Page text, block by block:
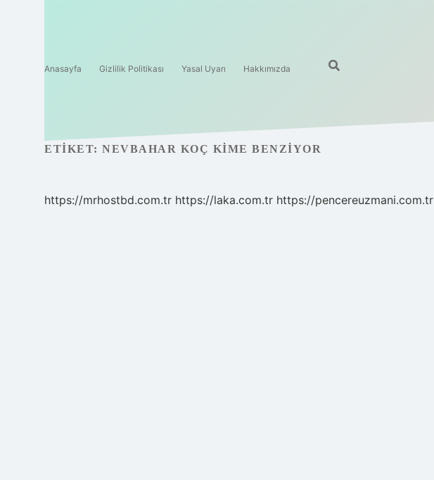
Anasayfa Gizlilik Politikası Yasal Uyarı Hakkımızda
ETIKET: NEVBAHAR KOÇ KIME BENZIYOR
https://mrhostbd.com.tr https://laka.com.tr https://pencereuzmani.com.tr